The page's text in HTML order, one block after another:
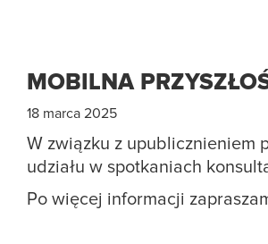
MOBILNA
18 marca 2025
W związku z upublicznieniem
udziału w spotkaniach
Po więcej informacji